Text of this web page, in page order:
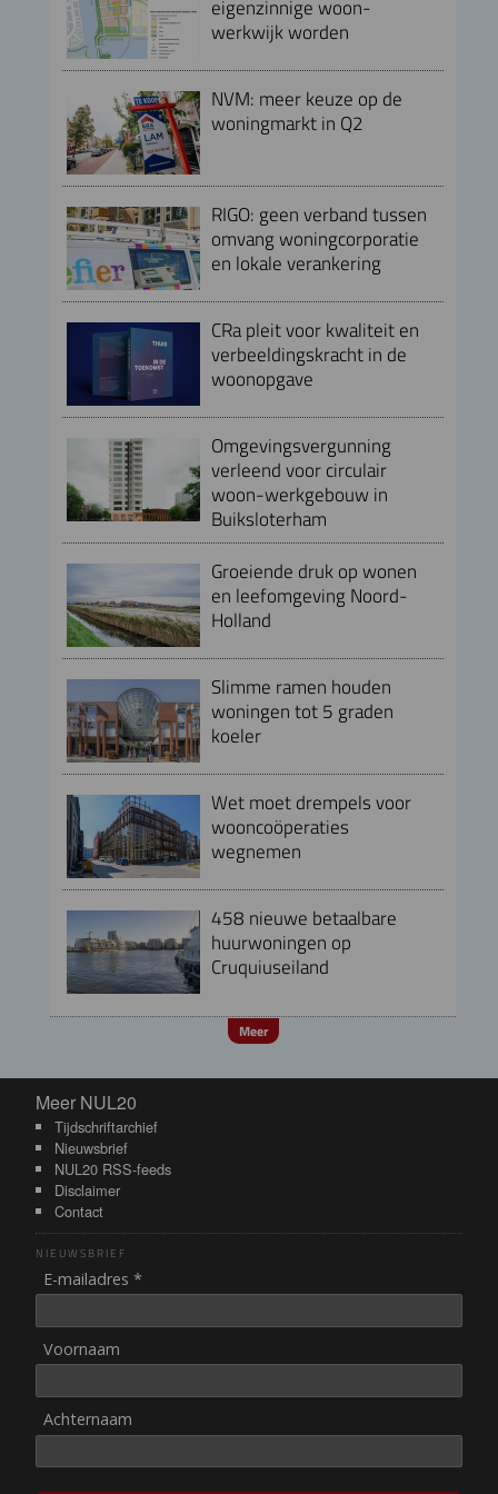
eigenzinnige woon-
werkwijk worden
NVM: meer keuze op de
woningmarkt in Q2
RIGO: geen verband tussen
omvang woningcorporatie
en lokale verankering
CRa pleit voor kwaliteit en
verbeeldingskracht in de
woonopgave
Omgevingsvergunning
verleend voor circulair
woon-werkgebouw in
Buiksloterham
Groeiende druk op wonen
en leefomgeving Noord-
Holland
Slimme ramen houden
woningen tot 5 graden
koeler
Wet moet drempels voor
wooncoöperaties
wegnemen
458 nieuwe betaalbare
huurwoningen op
Cruquiuseiland
Meer
Meer NUL20
Meer NUL20
Tijdschriftarchief
Nieuwsbrief
NUL20 RSS-feeds
Disclaimer
Contact
NIEUWSBRIEF
E-mailadres *
Voornaam
Achternaam